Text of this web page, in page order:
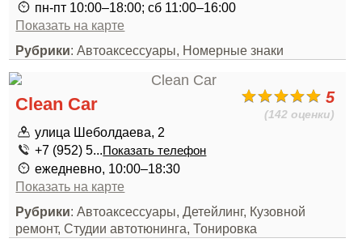
пн-пт 10:00–18:00; сб 11:00–16:00
Показать на карте
Рубрики: Автоаксессуары, Номерные знаки
5
(142 оценки)
Clean Car
улица Шеболдаева, 2
+7 (952) 5...Показать телефон
ежедневно, 10:00–18:30
Показать на карте
Рубрики: Автоаксессуары, Детейлинг, Кузовной
ремонт, Студии автотюнинга, Тонировка